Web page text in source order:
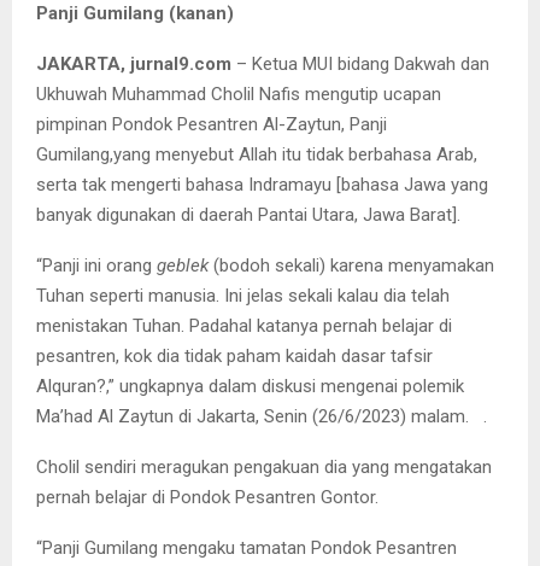
Panji Gumilang (kanan)
JAKARTA, jurnal9.com – Ketua MUI bidang Dakwah dan
Ukhuwah Muhammad Cholil Nafis mengutip ucapan
pimpinan Pondok Pesantren Al-Zaytun, Panji
Gumilang,yang menyebut Allah itu tidak berbahasa Arab,
serta tak mengerti bahasa Indramayu [bahasa Jawa yang
banyak digunakan di daerah Pantai Utara, Jawa Barat].
“Panji ini orang geblek(bodoh sekali) karena menyamakan
Tuhan seperti manusia. Ini jelas sekali kalau dia telah
menistakan Tuhan. Padahal katanya pernah belajar di
pesantren, kok dia tidak paham kaidah dasar tafsir
Alquran?,” ungkapnya dalam diskusi mengenai polemik
Ma’had Al Zaytun di Jakarta, Senin (26/6/2023) malam. .
Cholil sendiri meragukan pengakuan dia yang mengatakan
pernah belajar di Pondok Pesantren Gontor.
“Panji Gumilang mengaku tamatan Pondok Pesantren